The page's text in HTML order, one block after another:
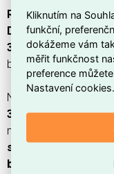
Rámeček
Design/Elements
3606487524724) z
barvětitanje
Nabízí
jednotky
3
), rozměry85 × 227
možnost montáže
sponou/příchytkou
bez halogenů
Kliknutím na
funkční,
dokážeme vám
měřit funkčnost
preference
Nastavení cookies.